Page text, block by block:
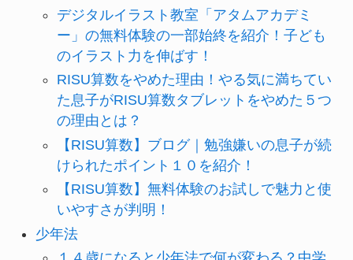
デジタルイラスト教室「アタムアカデミ
ー」の無料体験の一部始終を紹介！子ども
のイラスト力を伸ばす！
RISU算数をやめた理由！やる気に満ちてい
た息子がRISU算数タブレットをやめた５つ
の理由とは？
【RISU算数】ブログ｜勉強嫌いの息子が続
けられたポイント１０を紹介！
【RISU算数】無料体験のお試しで魅力と使
いやすさが判明！
少年法